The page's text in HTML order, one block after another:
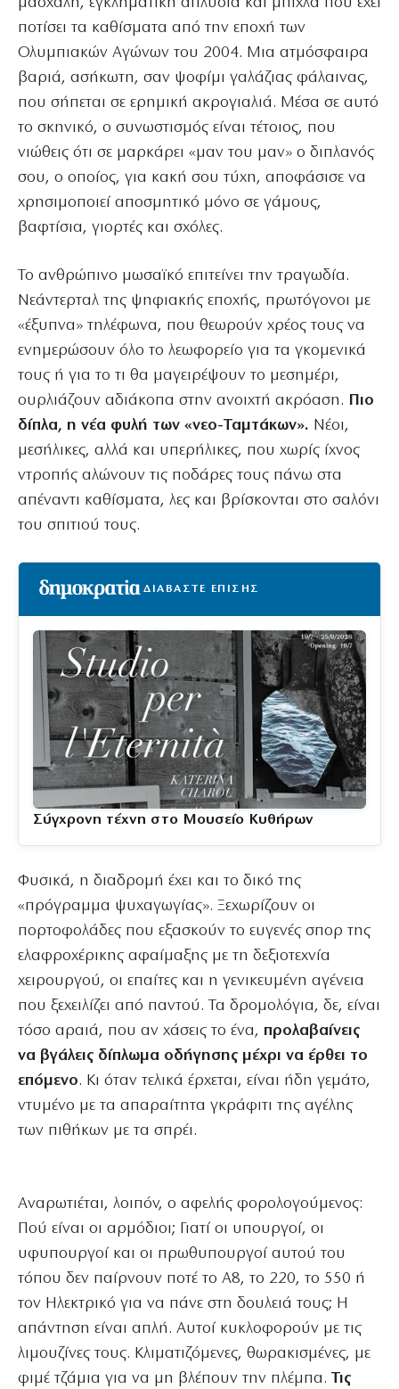
ποτίσει τα καθίσματα από την εποχή των
Ολυμπιακών Αγώνων του 2004. Μια ατμόσφαιρα
βαριά, ασήκωτη, σαν ψοφίμι γαλάζιας φάλαινας,
που σήπεται σε ερημική ακρογιαλιά. Μέσα σε αυτό
το σκηνικό, ο συνωστισμός είναι τέτοιος, που
νιώθεις ότι σε μαρκάρει «μαν του μαν» ο διπλανός
σου, ο οποίος, για κακή σου τύχη, αποφάσισε να
χρησιμοποιεί αποσμητικό μόνο σε γάμους,
βαφτίσια, γιορτές και σχόλες.
Το ανθρώπινο μωσαϊκό επιτείνει την τραγωδία.
Νεάντερταλ της ψηφιακής εποχής, πρωτόγονοι με
«έξυπνα» τηλέφωνα, που θεωρούν χρέος τους να
ενημερώσουν όλο το λεωφορείο για τα γκομενικά
τους ή για το τι θα μαγειρέψουν το μεσημέρι,
ουρλιάζουν αδιάκοπα στην ανοιχτή ακρόαση. Πιο
δίπλα, η νέα φυλή των «νεο-Ταμτάκων». Νέοι,
μεσήλικες, αλλά και υπερήλικες, που χωρίς ίχνος
ντροπής αλώνουν τις ποδάρες τους πάνω στα
απέναντι καθίσματα, λες και βρίσκονται στο σαλόνι
του σπιτιού τους.
ΔΙΑΒΑΣΤΕ ΕΠΙΣΗΣ
Σύγχρονη τέχνη στο Μουσείο Κυθήρων
Φυσικά, η διαδρομή έχει και το δικό της
«πρόγραμμα ψυχαγωγίας». Ξεχωρίζουν οι
πορτοφολάδες που εξασκούν το ευγενές σπορ της
ελαφροχέρικης αφαίμαξης με τη δεξιοτεχνία
χειρουργού, οι επαίτες και η γενικευμένη αγένεια
που ξεχειλίζει από παντού. Τα δρομολόγια, δε, είναι
τόσο αραιά, που αν χάσεις το ένα, προλαβαίνεις
να βγάλεις δίπλωμα οδήγησης μέχρι να έρθει το
επόμενο. Κι όταν τελικά έρχεται, είναι ήδη γεμάτο,
ντυμένο με τα απαραίτητα γκράφιτι της αγέλης
των πιθήκων με τα σπρέι.
Αναρωτιέται, λοιπόν, ο αφελής φορολογούμενος:
Πού είναι οι αρμόδιοι; Γιατί οι υπουργοί, οι
υφυπουργοί και οι πρωθυπουργοί αυτού του
τόπου δεν παίρνουν ποτέ το Α8, το 220, το 550 ή
τον Ηλεκτρικό για να πάνε στη δουλειά τους; Η
απάντηση είναι απλή. Αυτοί κυκλοφορούν με τις
λιμουζίνες τους. Κλιματιζόμενες, θωρακισμένες, με
φιμέ τζάμια για να μη βλέπουν την πλέμπα. Τις